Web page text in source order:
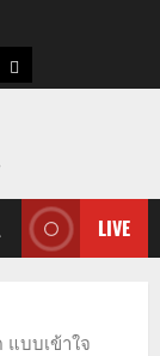
ผู้ชาย
LIVE
แบบเข้าใจ